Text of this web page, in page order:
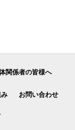
関係者の皆様へ
お問い合わせ